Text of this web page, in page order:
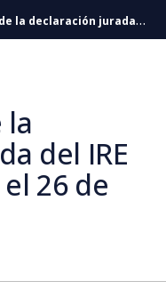
la declaración jurada
la
del IRE
el 26 de